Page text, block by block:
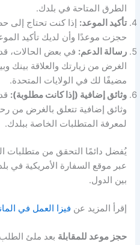
الطرق المتاحة في بلدك.
تأكيد الموعد: إذا كنت تحتاج إلى
حجزت موعدًا وأن لديك تأكيد
رسالة الدعم: في بعض الحالات،
الغرض من زيارتك والعلاقة بينك
مضيفًا لك في الولايات المتحدة.
وثائق إضافية (إذا كانت مطلوبة):
وثائق إضافية تتعلق بالغرض من
لمعرفة المتطلبات الخاصة ببلدك.
يُفضل دائمًا التحقق من متطلبات
عبر موقع السفارة الأمريكية في
بين الدول.
إقرأ المزيد عن فيزا العمل في
حجز موعد للمقابلة بعد ملئ